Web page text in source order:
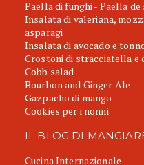
Paella di funghi - Paella de
Insalata di valeriana,
asparagi
Insalata di avocado e
Crostoni di stracciatella e
Cobb salad
Bourbon and Ginger Ale
Gazpacho di mango
Cookies per i nonni
IL BLOG DI
Cucina Internazionale